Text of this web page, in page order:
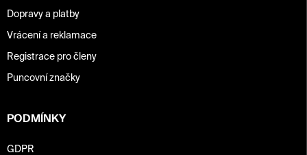
Dopravy a platby
Vrácení a reklamace
Registrace pro členy
Puncovní značky
PODMÍNKY
GDPR